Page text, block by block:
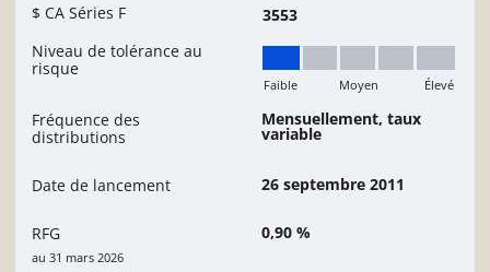
$ CA Séries F
3553
Niveau de tolérance au
risque
Faible
Faible Moyen Élevé
Fréquence des
distributions
Mensuellement, taux
variable
Date de lancement 26 septembre 2011
RFG
au 31 mars 2026
0,90 %